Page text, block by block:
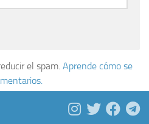
el spam. Aprende cómo se